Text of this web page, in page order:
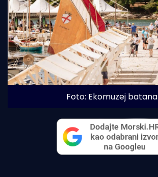
Foto: Ekomuzej batana